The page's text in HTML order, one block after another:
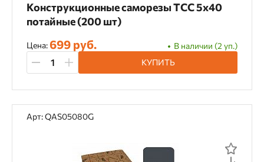
Конструкционные саморезы TCC 5х40
потайные (200 шт)
Цена: 699 руб.
В наличии (2 уп.)
КУПИТЬ
Арт: QAS05080G